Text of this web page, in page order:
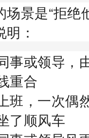
景是“拒绝
：
事或领导，
重合
班，一次偶
了顺风车